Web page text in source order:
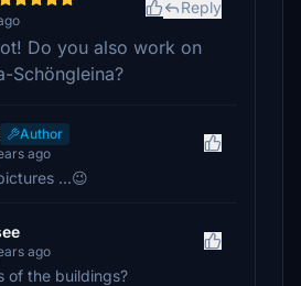
Reply
Do you also work on
Schöngleina?
Author
ago
...😉
ago
of the buildings?